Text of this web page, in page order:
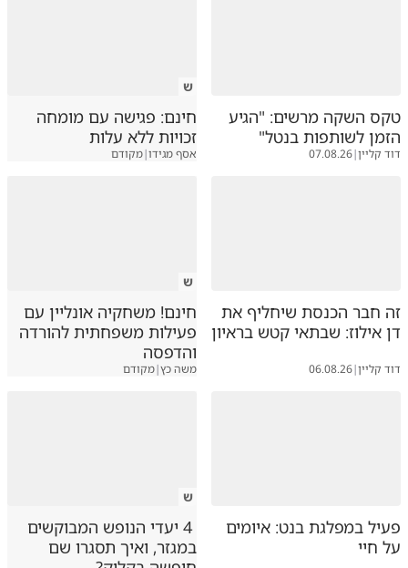
טקס השקה מרשים: "הגיע
הזמן לשותפות בנטל"
דוד קליין|
07.08.26
ש
חינם: פגישה עם מומחה
זכויות ללא עלות
אסף מגידו|מקודם
זה חבר הכנסת שיחליף את
דן אילוז: שבתאי קטש בראיון
דוד קליין|
06.08.26
ש
חינם! משחקיה אונליין עם
פעילות משפחתית להורדה
והדפסה
משה כץ|מקודם
פעיל במפלגת בנט: איומים
על חיי
ש
4 יעדי הנופש המבוקשים
במגזר, ואיך תסגרו שם